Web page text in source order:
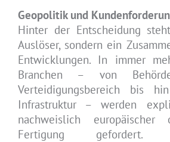
Geopolitik und
Hinter der Entscheidung
Auslöser, sondern ein
Entwicklungen. In immer
Branchen – von
Verteidigungsbereich bis
Infrastruktur – werden
nachweislich europäischer
Fertigung gefordert.